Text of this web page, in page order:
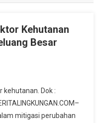
Kehutanan
Besar
kehutanan. Dok :
mitigasi perubahan